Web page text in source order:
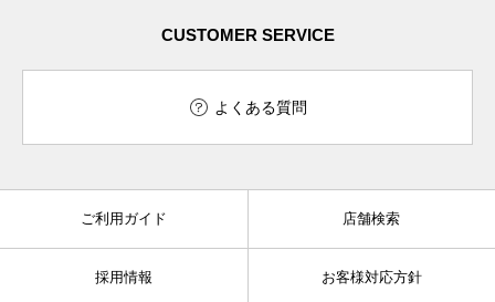
CUSTOMER SERVICE
よくある質問
ご利用ガイド 店舗検索
採用情報 お客様対応方針